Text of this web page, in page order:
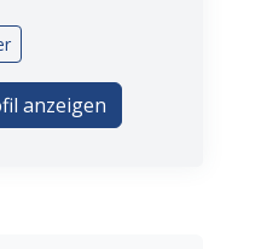
anzeigen